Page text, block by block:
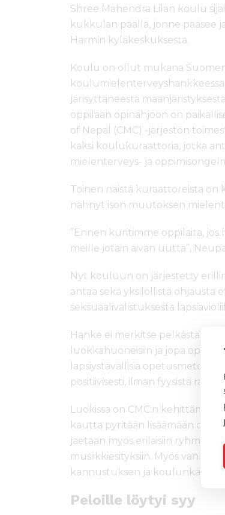
Shree Mahendra Lilan koulu
kukkulan päällä, jonne pääsee
Harmin kyläkeskuksesta.
Koulu on ollut mukana
järisyttäneestä
oppilaan opinahjoon on
of Nepal (CMC) -järjestön
kaksi koulukuraattoria, jotka
mielenterveys- ja
Toinen näistä kuraattoreista
nähnyt ison muutoksen
”Ennen kuritimme oppilaita, jos
meille jotain aivan uutta”,
Nyt kouluun on järjestetty
antaa sekä yksilöllistä ohjausta
seksuaalivalistuksesta
Hanke ei merkitse pelkästään
luokkahuoneisiin ja jopa
lapsiystävällisiä
positiivisesti, ilman fyysistä
Luokissa on CMC:n kehittämiä
kautta pyritään lisäämään
jaetaan myös erilaisiin ryhmiin,
musiikkiesityksiin. Myös
kannustuksen ja
Peloille löytyi syy